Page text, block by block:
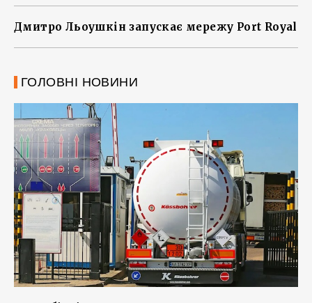
Дмитро Льоушкін запускає мережу Port Royal
ГОЛОВНІ НОВИНИ